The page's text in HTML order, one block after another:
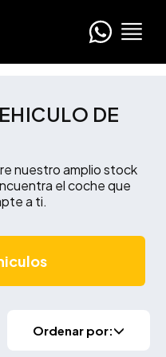
DE
nuestro amplio stock
el coche que
a ti.
Ordenar por: